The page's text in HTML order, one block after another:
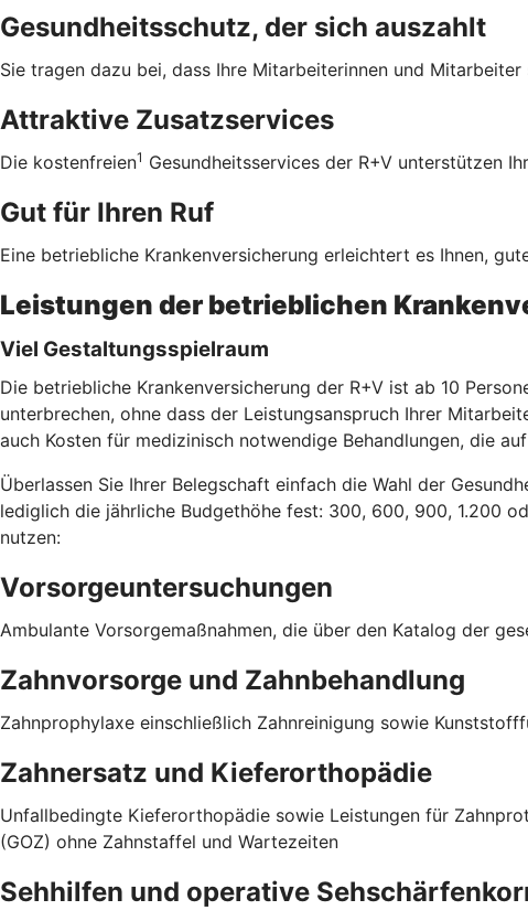
Gesundheitsschutz, der sich auszahlt
Sie tragen dazu bei, dass Ihre Mitarbeiterinnen und
Attraktive Zusatzservices
Die kostenfreien1 Gesundheitsservices der R+V unterstützen
Gut für Ihren Ruf
Eine betriebliche Krankenversicherung erleichtert es Ihnen,
Leistungen der betrieblichen
Viel Gestaltungsspielraum
Die betriebliche Krankenversicherung der R+V ist ab 10
unterbrechen, ohne dass der Leistungsanspruch Ihrer
auch Kosten für medizinisch notwendige Behandlungen, die
Überlassen Sie Ihrer Belegschaft einfach die Wahl der
lediglich die jährliche Budgethöhe fest: 300, 600, 900, 1.200
nutzen:
Vorsorgeuntersuchungen
Ambulante Vorsorgemaßnahmen, die über den Katalog der
Zahnvorsorge und Zahnbehandlung
Zahnprophylaxe einschließlich Zahnreinigung sowie
Zahnersatz und Kieferorthopädie
Unfallbedingte Kieferorthopädie sowie Leistungen für
(GOZ) ohne Zahnstaffel und Wartezeiten
Sehhilfen und operative